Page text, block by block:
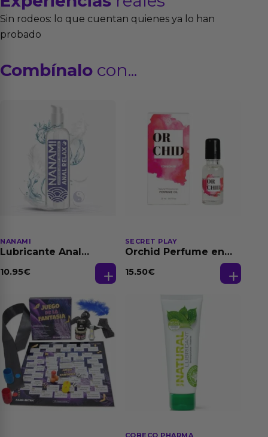
Sin rodeos: lo que cuentan quienes ya lo han
probado
Combínalo con...
NANAMI
Lubricante Anal
Dilatación Base Agua
10.95€
SECRET PLAY
Orchid Perfume en
Feromonas 20 ml
15.50€